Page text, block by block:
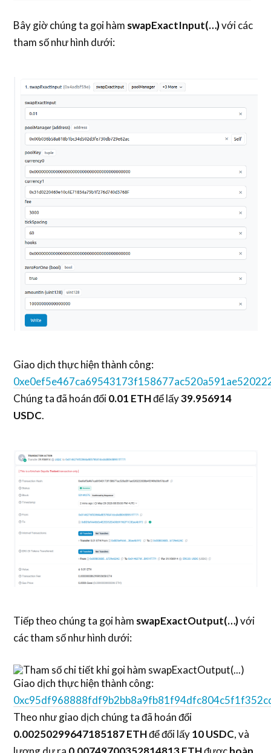
Bây giờ chúng ta gọi hàm swapExactInput(…)với các
tham số như hình dưới:
Giao dịch thực hiện thành công:
Chúng ta đã hoán đổi0.01 ETHđể lấy39.956914
USDC.
Tiếp theo chúng ta gọi hàm swapExactOutput(…)với
các tham số như hình dưới:
Giao dịch thực hiện thành công:
Theo như giao dịch chúng ta đã hoán đổi
0.00250299647185187 ETHđể đổi lấy10 USDC, và